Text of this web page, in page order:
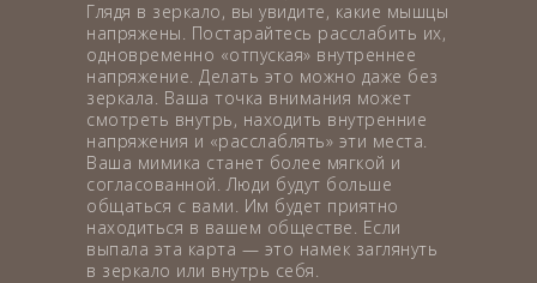
Глядя в зеркало, вы увидите, какие мышцы
напряжены. Постарайтесь расслабить их,
одновременно «отпуская» внутреннее
напряжение. Делать это можно даже без
зеркала. Ваша точка внимания может
смотреть внутрь, находить внутренние
напряжения и «расслаблять» эти места.
Ваша мимика станет более мягкой и
согласованной. Люди будут больше
общаться с вами. Им будет приятно
находиться в вашем обществе. Если
выпала эта карта — это намек заглянуть
в зеркало или внутрь себя.